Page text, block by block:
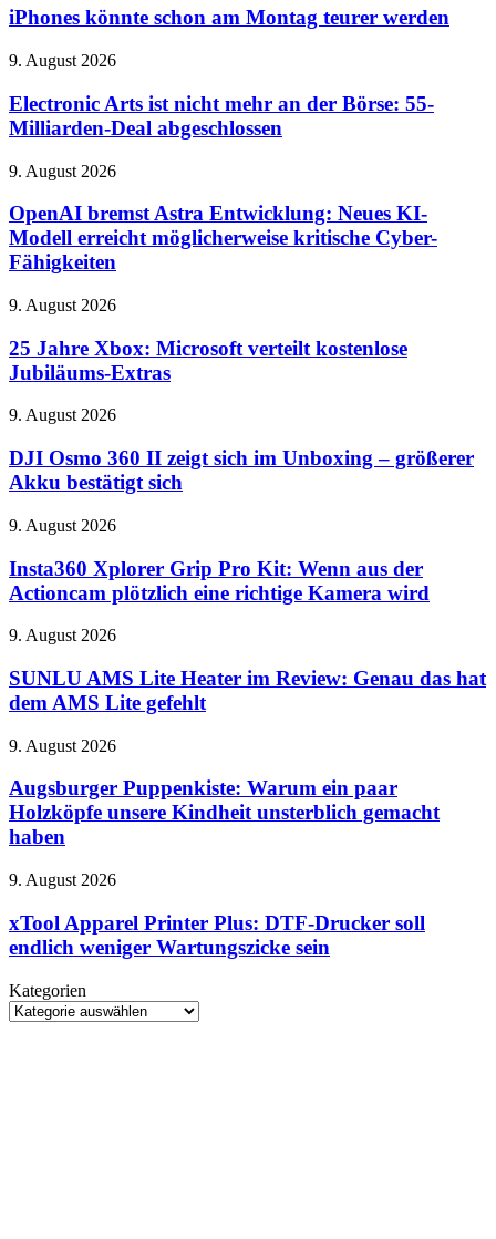
schon
Montag
werden
iPhones könnte schon am Montag teurer werden
Electronic
ist
nicht
mehr
der
55-
Milliarden-
Deal
abgeschlossen
9. August 2026
Electronic Arts ist nicht mehr an der Börse: 55-
Milliarden-Deal abgeschlossen
OpenAI
Astra
Entwicklung:
Neues
KI-
erreicht
kritische
Cyber-
9. August 2026
OpenAI bremst Astra Entwicklung: Neues KI-
Modell erreicht möglicherweise kritische Cyber-
Fähigkeiten
25
Xbox:
Microsoft
verteilt
Jubiläums-
9. August 2026
25 Jahre Xbox: Microsoft verteilt kostenlose
Jubiläums-Extras
DJI
360
II
zeigt
im
–
größerer
bestätigt
9. August 2026
DJI Osmo 360 II zeigt sich im Unboxing – größerer
Akku bestätigt sich
Insta360
Grip
Pro
Kit:
aus
Actioncam
plötzlich
richtige
wird
9. August 2026
Insta360 Xplorer Grip Pro Kit: Wenn aus der
Actioncam plötzlich eine richtige Kamera wird
SUNLU
Lite
Heater
im
Genau
hat
dem
AMS
gefehlt
9. August 2026
SUNLU AMS Lite Heater im Review: Genau das hat
dem AMS Lite gefehlt
Augsburger
Warum
ein
paar
Holzköpfe
Kindheit
gemacht
haben
9. August 2026
Augsburger Puppenkiste: Warum ein paar
Holzköpfe unsere Kindheit unsterblich gemacht
haben
xTool
Printer
Plus:
DTF-
soll
endlich
9. August 2026
xTool Apparel Printer Plus: DTF-Drucker soll
endlich weniger Wartungszicke sein
Kategorien
Kategorien